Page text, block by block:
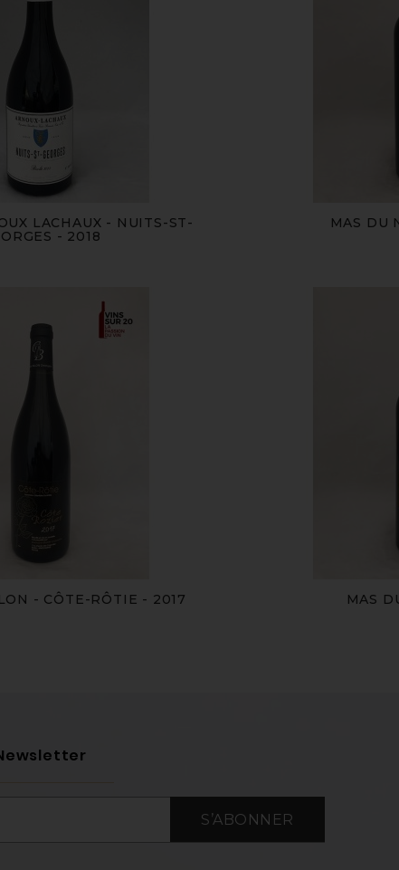
LACHAUX - NUITS-ST-
- 2018
MAS DU
- CÔTE-RÔTIE - 2017 MAS
S’ABONNER